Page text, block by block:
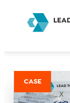
CASE